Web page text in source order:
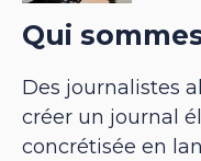
Qui
Des journalistes
créer un journal
concrétisée en